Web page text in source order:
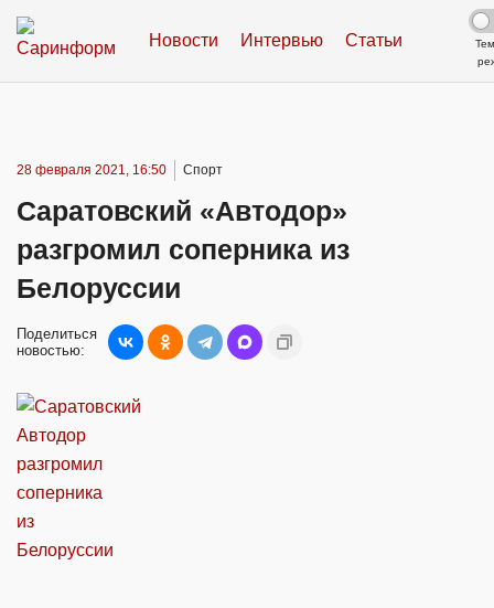
Новости Интервью Статьи
28 февраля 2021, 16:50 Спорт
Саратовский «Автодор»
разгромил соперника из
Белоруссии
Поделиться
новостью: